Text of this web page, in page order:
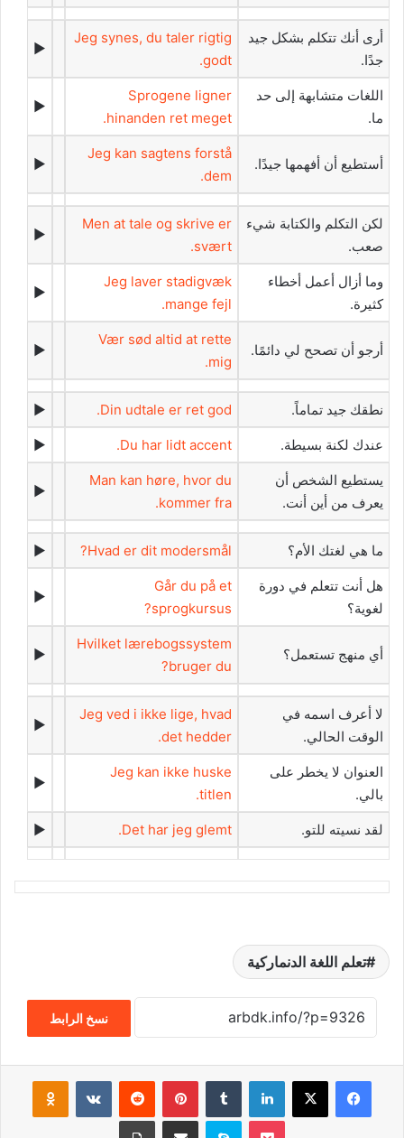
‫أرى أنك تتكلم بشكل جيد
جدًا.‬
Jeg synes, du taler rigtig
godt.
►
‫اللغات متشابهة إلى حد
ما.‬
Sprogene ligner
hinanden ret meget.
►
‫أستطيع أن أفهمها جيدًا.‬
Jeg kan sagtens forstå
dem.
►
‫لكن التكلم والكتابة شيء
صعب.‬
Men at tale og skrive er
svært.
►
‫وما أزال أعمل أخطاء
كثيرة.‬
Jeg laver stadigvæk
mange fejl.
►
‫أرجو أن تصحح لي دائمًا.‬
Vær sød altid at rette
mig.
►
‫نطقك جيد تماماً.‬ Din udtale er ret god.
►
‫عندك لكنة بسيطة.‬ Du har lidt accent.
►
‫يستطيع الشخص أن
يعرف من أين أنت.‬
Man kan høre, hvor du
kommer fra.
►
‫ما هي لغتك الأم؟‬ Hvad er dit modersmål?
►
‫هل أنت تتعلم في دورة
لغوية؟‬
Går du på et
sprogkursus?
►
‫أي منهج تستعمل؟‬
Hvilket lærebogssystem
bruger du?
►
‫لا أعرف اسمه في
الوقت الحالي.‬
Jeg ved i ikke lige, hvad
det hedder.
►
‫العنوان لا يخطر على
بالي.‬
Jeg kan ikke huske
titlen.
►
‫لقد نسيته للتو.‬ Det har jeg glemt.
►
تعلم اللغة الدنماركية
نسخ الرابط
فيسبوك لينكدإن بينتيريست
سكايب